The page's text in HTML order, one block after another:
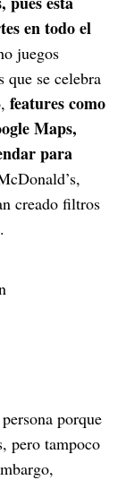
en todo el
juegos
que se celebra
features como
Maps,
para
creado filtros
porque
pero tampoco